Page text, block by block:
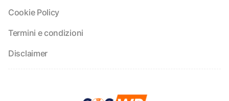
Cookie Policy
Termini e condizioni
Disclaimer